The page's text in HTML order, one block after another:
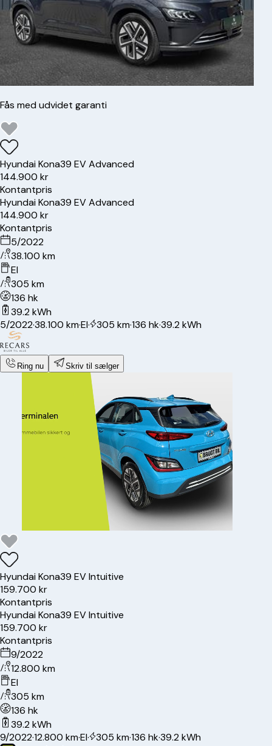
Fås med udvidet garanti
HyundaiKona39 EV Advanced
144.900 kr
Kontantpris
HyundaiKona39 EV Advanced
144.900 kr
Kontantpris
5/2022
38.100 km
El
305 km
136 hk
39.2 kWh
5/2022·38.100 km·El· 305 km·136 hk·39.2 kWh
Ring nu Skriv til sælger
HyundaiKona39 EV Intuitive
159.700 kr
Kontantpris
HyundaiKona39 EV Intuitive
159.700 kr
Kontantpris
9/2022
12.800 km
El
305 km
136 hk
39.2 kWh
9/2022·12.800 km·El· 305 km·136 hk·39.2 kWh